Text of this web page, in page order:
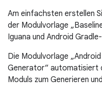
Am einfachsten erstellen
der Modulvorlage
Iguana und Android
Die Modulvorlage
Generator“ automatisiert
Moduls zum Generieren und